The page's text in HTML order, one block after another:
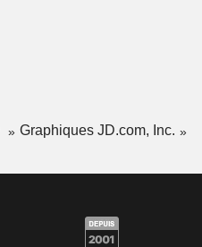
Graphiques JD.com, Inc.